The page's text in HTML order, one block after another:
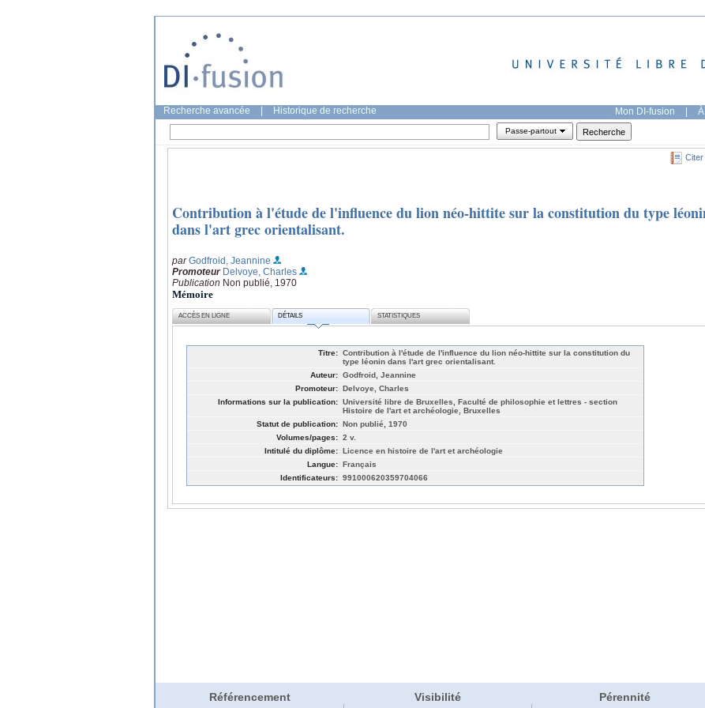
Recherche avancée Historique de recherche Mon DI-fusion |
Passe-partout
Citer
Contribution à l'étude de l'influence du lion néo-hittite sur la constitution du type
dans l'art grec orientalisant.
parGodfroid, Jeannine
Promoteur Delvoye, Charles
Publication Non publié, 1970
Mémoire
ACCÈS EN LIGNE DÉTAILS STATISTIQUES
Titre: Contribution à l'étude de l'influence du lion néo-hittite sur la constitution du
type léonin dans l'art grec orientalisant.
Auteur: Godfroid, Jeannine
Promoteur: Delvoye, Charles
Informations sur la publication: Université libre de Bruxelles, Faculté de philosophie et lettres - section
Histoire de l'art et archéologie, Bruxelles
Statut de publication: Non publié, 1970
Volumes/pages: 2 v.
Intitulé du diplôme: Licence en histoire de l'art et archéologie
Langue: Français
Identificateurs: 991000620359704066
Référencement Visibilité Pérennité